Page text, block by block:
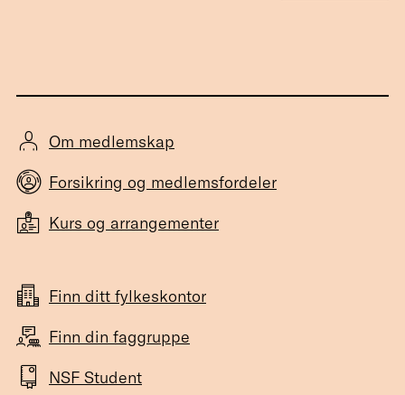
Om medlemskap
Forsikring og medlemsfordeler
Kurs og arrangementer
Finn ditt fylkeskontor
Finn din faggruppe
NSF Student